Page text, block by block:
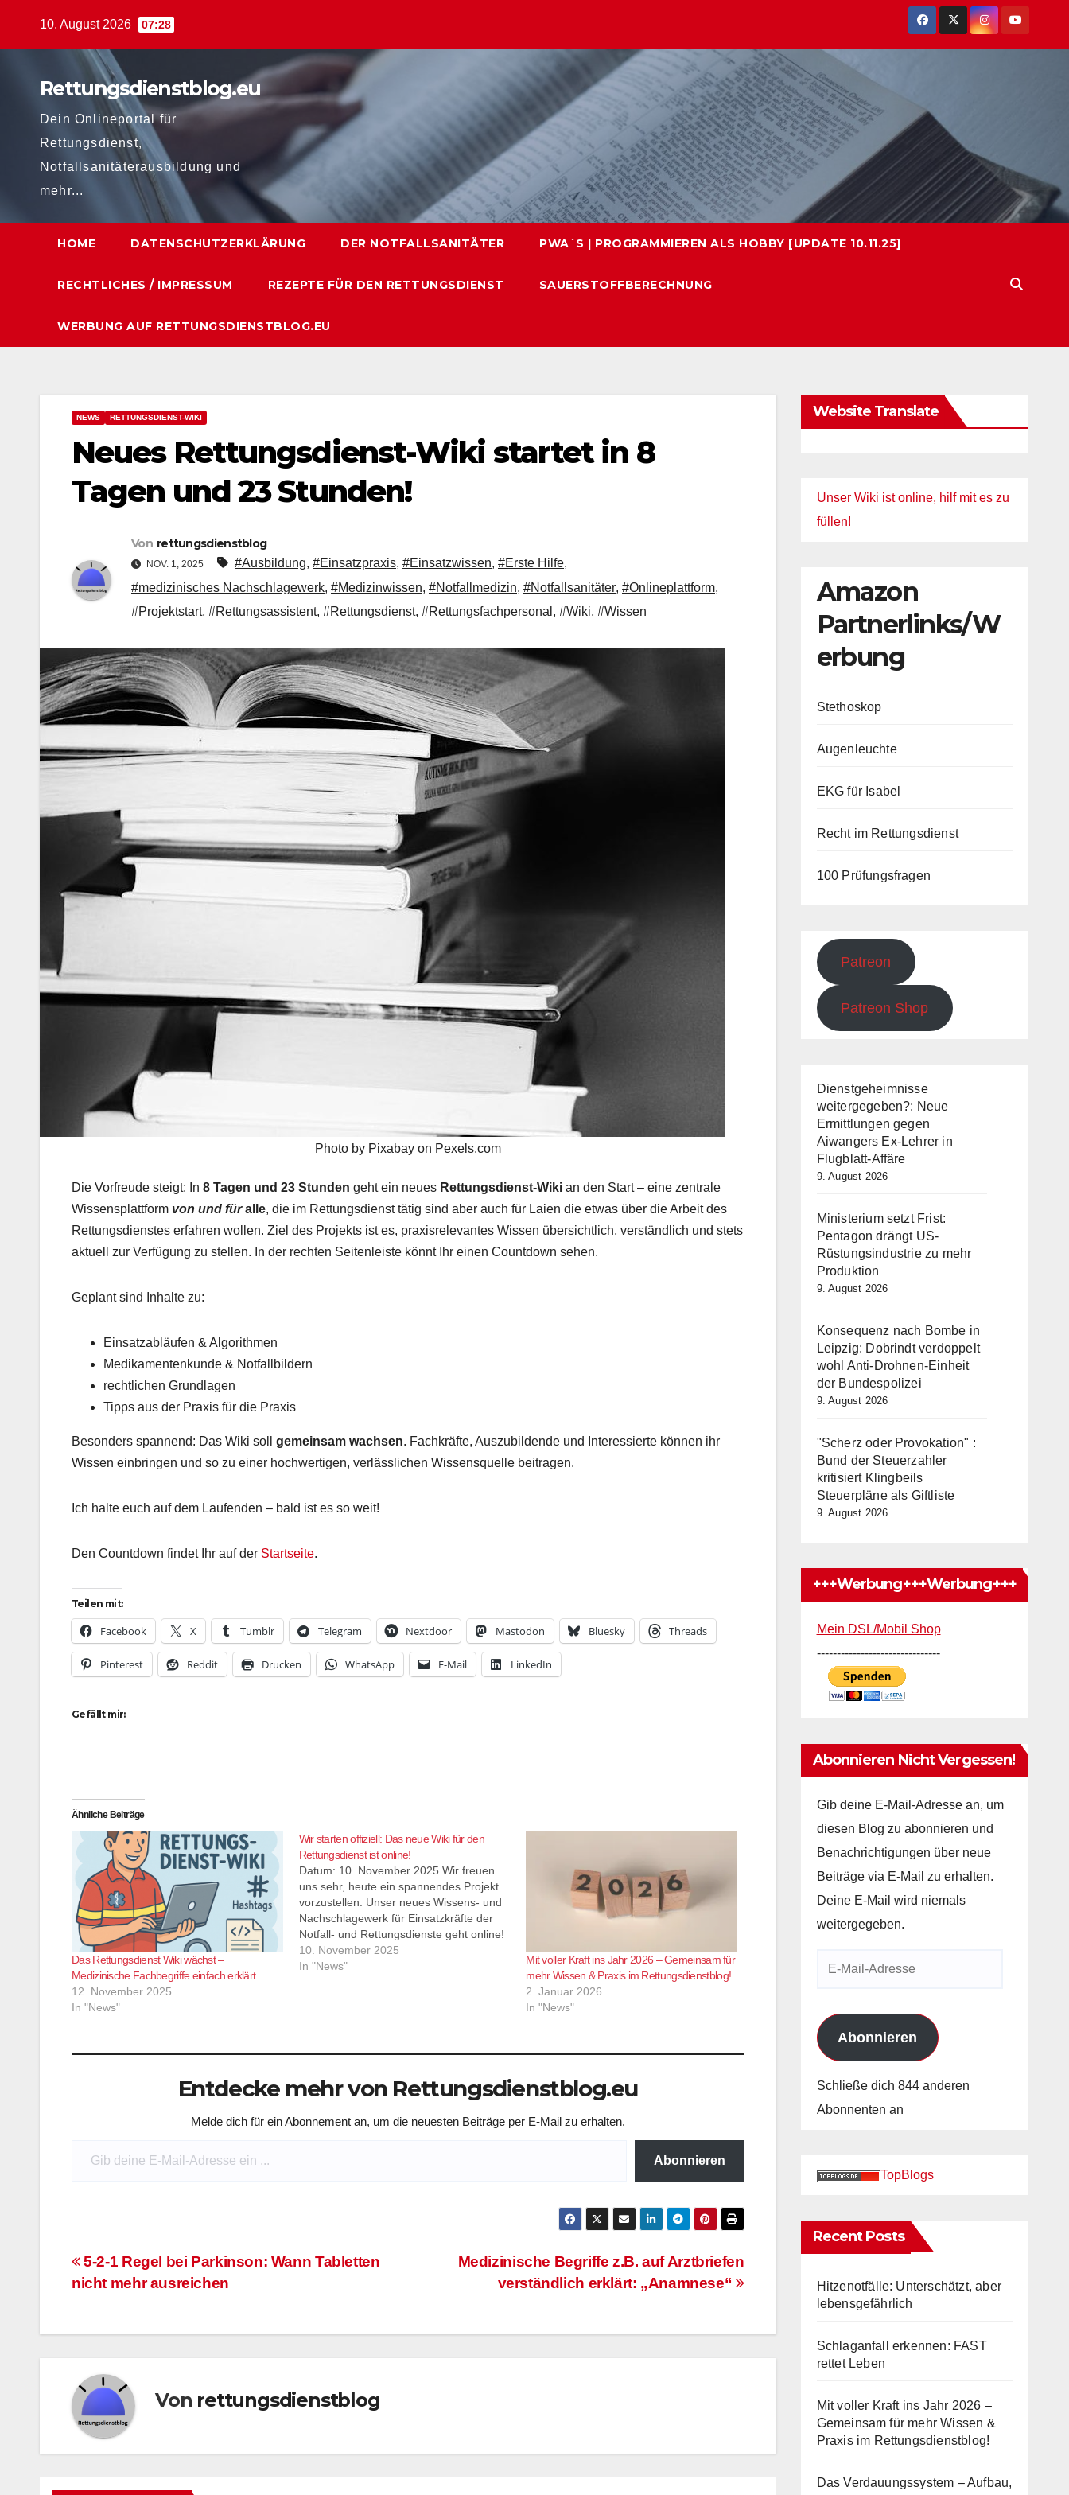
10. August 2026 07:28
Rettungsdienstblog.eu
Dein Onlineportal für
Rettungsdienst,
Notfallsanitäterausbildung und
mehr...
HOME DATENSCHUTZERKLÄRUNG DER NOTFALLSANITÄTER PWA`S | PROGRAMMIEREN ALS HOBBY [UPDATE 10.11.25]
RECHTLICHES / IMPRESSUM REZEPTE FÜR DEN RETTUNGSDIENST SAUERSTOFFBERECHNUNG
WERBUNG AUF RETTUNGSDIENSTBLOG.EU
NEWS RETTUNGSDIENST-WIKI
Neues Rettungsdienst-Wiki startet in 8
Tagen und 23 Stunden!
Von rettungsdienstblog
NOV. 1, 2025 #Ausbildung, #Einsatzpraxis, #Einsatzwissen, #Erste Hilfe,
#medizinisches Nachschlagewerk, #Medizinwissen, #Notfallmedizin, #Notfallsanitäter, #Onlineplattform,
#Projektstart, #Rettungsassistent, #Rettungsdienst, #Rettungsfachpersonal , #Wiki, #Wissen
Photo by Pixabay on Pexels.com
Die Vorfreude steigt: In 8 Tagen und 23 Stunden geht ein neues Rettungsdienst-Wiki an den Start – eine zentrale
Wissensplattform von und füralle, die im Rettungsdienst tätig sind aber auch für Laien die etwas über die Arbeit des
Rettungsdienstes erfahren wollen. Ziel des Projekts ist es, praxisrelevantes Wissen übersichtlich, verständlich und stets
aktuell zur Verfügung zu stellen. In der rechten Seitenleiste könnt Ihr einen Countdown sehen.
Geplant sind Inhalte zu:
Einsatzabläufen & Algorithmen
Medikamentenkunde & Notfallbildern
rechtlichen Grundlagen
Tipps aus der Praxis für die Praxis
Besonders spannend: Das Wiki soll gemeinsam wachsen. Fachkräfte, Auszubildende und Interessierte können ihr
Wissen einbringen und so zu einer hochwertigen, verlässlichen Wissensquelle beitragen.
Ich halte euch auf dem Laufenden – bald ist es so weit!
Den Countdown findet Ihr auf der Startseite.
Teilen mit:
Facebook X Tumblr Telegram Nextdoor Mastodon Bluesky Threads
Pinterest Reddit Drucken WhatsApp E-Mail LinkedIn
Gefällt mir:
Ähnliche Beiträge
Das Rettungsdienst Wiki wächst –
Medizinische Fachbegriffe einfach erklärt
12. November 2025
In "News"
Wir starten offiziell: Das neue Wiki für den
Rettungsdienst ist online!
Datum: 10. November 2025 Wir freuen
uns sehr, heute ein spannendes Projekt
vorzustellen: Unser neues Wissens- und
Nachschlagewerk für Einsatzkräfte der
Notfall- und Rettungsdienste geht online!
Unter der Domain
wiki.rettungsdienstblog.eu ist ab sofort
10. November 2025
In "News"
Mit voller Kraft ins Jahr 2026 – Gemeinsam für
mehr Wissen & Praxis im Rettungsdienstblog!
2. Januar 2026
In "News"
Entdecke mehr von Rettungsdienstblog.eu
Melde dich für ein Abonnement an, um die neuesten Beiträge per E-Mail zu erhalten.
Abonnieren
Beitragsnavigation
Medizinische Begriffe z.B. auf Arztbriefen
verständlich erklärt: „Anamnese“
5-2-1 Regel bei Parkinson: Wann Tabletten
nicht mehr ausreichen
Von rettungsdienstblog
Website Translate
Unser Wiki ist online, hilf mit es zu
füllen!
Amazon
Partnerlinks/W
erbung
Stethoskop
Augenleuchte
EKG für Isabel
Recht im Rettungsdienst
100 Prüfungsfragen
Patreon
Patreon Shop
Dienstgeheimnisse
weitergegeben?: Neue
Ermittlungen gegen
Aiwangers Ex-Lehrer in
Flugblatt-Affäre
9. August 2026
Ministerium setzt Frist:
Pentagon drängt US-
Rüstungsindustrie zu mehr
Produktion
9. August 2026
Konsequenz nach Bombe in
Leipzig: Dobrindt verdoppelt
wohl Anti-Drohnen-Einheit
der Bundespolizei
9. August 2026
"Scherz oder Provokation" :
Bund der Steuerzahler
kritisiert Klingbeils
Steuerpläne als Giftliste
9. August 2026
+++Werbung+++Werbung+++
Mein DSL/Mobil Shop
-------------------------------
Abonnieren Nicht Vergessen!
Gib deine E-Mail-Adresse an, um
diesen Blog zu abonnieren und
Benachrichtigungen über neue
Beiträge via E-Mail zu erhalten.
Deine E-Mail wird niemals
weitergegeben.
Abonnieren
Schließe dich 844 anderen
Abonnenten an
TopBlogs
Recent Posts
Hitzenotfälle: Unterschätzt, aber
lebensgefährlich
Schlaganfall erkennen: FAST
rettet Leben
Mit voller Kraft ins Jahr 2026 –
Gemeinsam für mehr Wissen &
Praxis im Rettungsdienstblog!
Das Verdauungssystem – Aufbau,